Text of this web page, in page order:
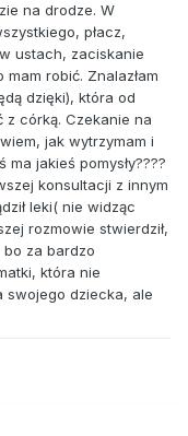
na drodze. W
płacz,
ustach, zaciskanie
robić. Znalazłam
dzięki), która od
z córką. Czekanie na
jak wytrzymam i
ma jakieś pomysły????
konsultacji z innym
leki( nie widząc
rozmowie stwierdził,
za bardzo
która nie
swojego dziecka, ale